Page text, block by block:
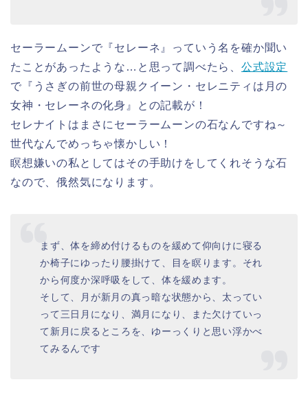
セーラームーンで『セレーネ』っていう名を確か聞い
たことがあったような…と思って調べたら、 公式設定
で『うさぎの前世の母親クイーン・セレニティは月の
女神・セレーネの化身』との記載が！
セレナイトはまさにセーラームーンの石なんですね～
世代なんでめっちゃ懐かしい！
瞑想嫌いの私としてはその手助けをしてくれそうな石
なので、俄然気になります。
まず、体を締め付けるものを緩めて仰向けに寝る
か椅子にゆったり腰掛けて、目を瞑ります。それ
から何度か深呼吸をして、体を緩めます。
そして、月が新月の真っ暗な状態から、太ってい
って三日月になり、満月になり、また欠けていっ
て新月に戻るところを、ゆーっくりと思い浮かべ
てみるんです